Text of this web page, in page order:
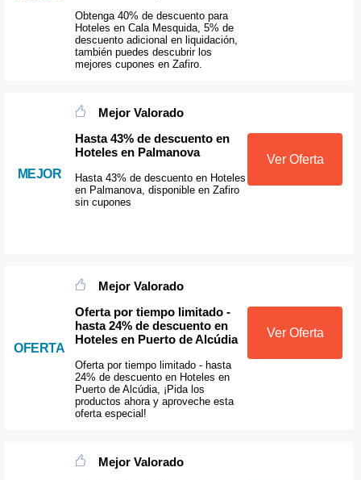
Obtenga 40% de descuento para
Hoteles en Cala Mesquida, 5% de
descuento adicional en liquidación,
también puedes descubrir los
mejores cupones en Zafiro.
MEJOR
Mejor Valorado
Hasta 43% de descuento en
Hoteles en Palmanova
Hasta 43% de descuento en Hoteles
en Palmanova, disponible en Zafiro
sin cupones
Ver Oferta
OFERTA
Mejor Valorado
Oferta por tiempo limitado -
hasta 24% de descuento en
Hoteles en Puerto de Alcúdia
Oferta por tiempo limitado - hasta
24% de descuento en Hoteles en
Puerto de Alcúdia, ¡Pida los
productos ahora y aproveche esta
oferta especial!
Ver Oferta
Mejor Valorado